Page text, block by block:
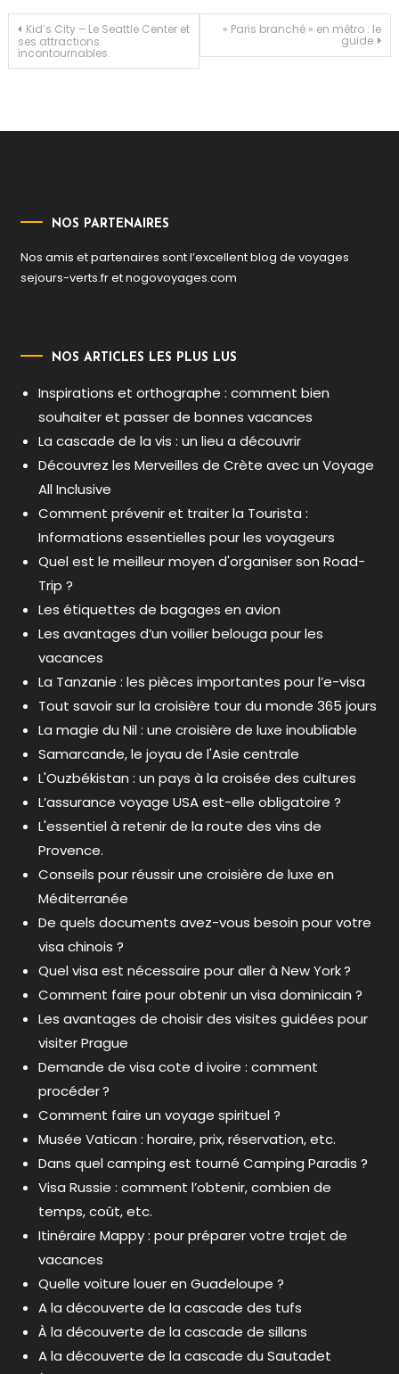
Navigation
de
Kid’s City – Le Seattle Center et
ses attractions
incontournables.
« Paris branché » en métro : le
guide
NOS PARTENAIRES
Nos amis et partenaires sont l’excellent blog de voyages
sejours-verts.fretnogovoyages.com
NOS ARTICLES LES PLUS LUS
Inspirations et orthographe : comment bien
souhaiter et passer de bonnes vacances
La cascade de la vis : un lieu a découvrir
Découvrez les Merveilles de Crète avec un Voyage
All Inclusive
Comment prévenir et traiter la Tourista :
Informations essentielles pour les voyageurs
Quel est le meilleur moyen d'organiser son Road-
Trip ?
Les étiquettes de bagages en avion
Les avantages d’un voilier belouga pour les
vacances
La Tanzanie : les pièces importantes pour l’e-visa
Tout savoir sur la croisière tour du monde 365 jours
La magie du Nil : une croisière de luxe inoubliable
Samarcande, le joyau de l'Asie centrale
L'Ouzbékistan : un pays à la croisée des cultures
L’assurance voyage USA est-elle obligatoire ?
L'essentiel à retenir de la route des vins de
Provence.
Conseils pour réussir une croisière de luxe en
Méditerranée
De quels documents avez-vous besoin pour votre
visa chinois ?
Quel visa est nécessaire pour aller à New York ?
Comment faire pour obtenir un visa dominicain ?
Les avantages de choisir des visites guidées pour
visiter Prague
Demande de visa cote d ivoire : comment
procéder ?
Comment faire un voyage spirituel ?
Musée Vatican : horaire, prix, réservation, etc.
Dans quel camping est tourné Camping Paradis ?
Visa Russie : comment l’obtenir, combien de
temps, coût, etc.
Itinéraire Mappy : pour préparer votre trajet de
vacances
Quelle voiture louer en Guadeloupe ?
A la découverte de la cascade des tufs
À la découverte de la cascade de sillans
A la découverte de la cascade du Sautadet